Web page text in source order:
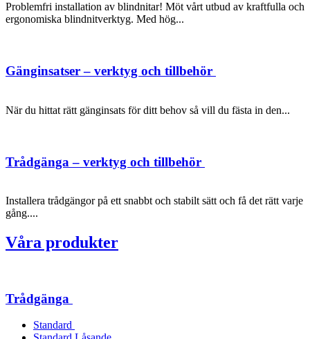
Problemfri installation av blindnitar! Möt vårt utbud av kraftfulla och
ergonomiska blindnitverktyg. Med hög...
Gänginsatser – verktyg och tillbehör
När du hittat rätt gänginsats för ditt behov så vill du fästa in den...
Trådgänga – verktyg och tillbehör
Installera trådgängor på ett snabbt och stabilt sätt och få det rätt varje
gång....
Våra produkter
Trådgänga
Standard